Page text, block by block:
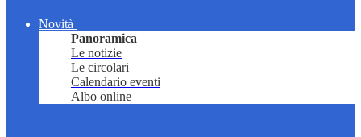
Novità
Panoramica
Le notizie
Le circolari
Calendario eventi
Albo online